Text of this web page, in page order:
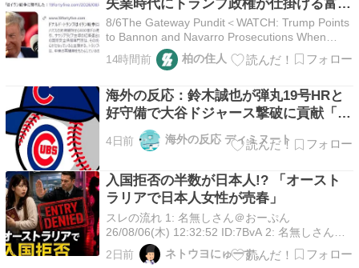
再分配「ユニバーサル・ベーシック・キ
ャピタル」とは一体なにか』、B『「未
来は理想郷か、はたまた破滅か」…AI覇
権をめぐる米国政府とテック企業の「対
立の末路」』（8/5現代ビジネス 池田純
一）について
8/6The Gateway Pundit＜WATCH: Trump Points
to Bannon and Navarro Prosecutions When
Asked if Fauci Should be Indicted for Contempt,
Says Fauci…
14時間前 柏の住人
海外の反応：鈴木誠也が弾丸19号HRと
好守備で大谷ドジャース撃破に貢献「ト
レードされなくて良かった」とカブスフ
ァン絶賛
4日前 海外の反応 ディミヌート
入国拒否の半数が日本人!? 「オースト
ラリアで日本人女性が売春」
スレの流れ 1: 名無しさん＠おーぷん
26/08/06(木) 12:32:52 ID:7BvA 2: 名無しさん＠
おーぷん 26/08/06(木) 12:33:33 ID:7BvA 近年、
オーストラリアへのワーキングホ […]
2日前 ネトウヨにゅーす。